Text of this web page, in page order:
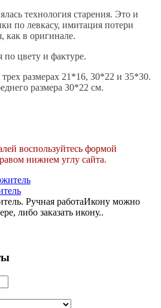
технология старения. Это и
по левкасу, имитация потери
как в оригинале.
цвету и фактуре.
трех размерах 21*16, 30*22 и 35*30.
размера 30*22 см.
воспользуйтесь формой
нижнем углу сайта.
Ручная работаИкону можно
либо заказать икону..